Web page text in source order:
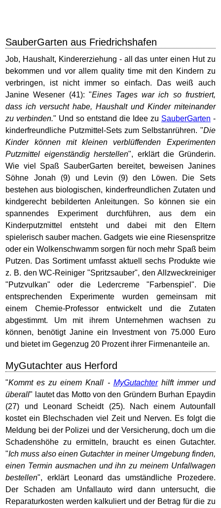
SauberGarten aus Friedrichshafen
Job, Haushalt, Kindererziehung - all das unter einen Hut zu
bekommen und vor allem quality time mit den Kindern zu
verbringen, ist nicht immer so einfach. Das weiß auch
Janine Wesener (41): "Eines Tages war ich so frustriert,
dass ich versucht habe, Haushalt und Kinder miteinander
zu verbinden." Und so entstand die Idee zu SauberGarten -
kinderfreundliche Putzmittel-Sets zum Selbstanrühren. "Die
Kinder können mit kleinen verblüffenden Experimenten
Putzmittel eigenständig herstellen", erklärt die Gründerin.
Wie viel Spaß SauberGarten bereitet, beweisen Janines
Söhne Jonah (9) und Levin (9) den Löwen. Die Sets
bestehen aus biologischen, kinderfreundlichen Zutaten und
kindgerecht bebilderten Anleitungen. So können sie ein
spannendes Experiment durchführen, aus dem ein
Kinderputzmittel entsteht und dabei mit den Eltern
spielerisch sauber machen. Gadgets wie eine Riesenspritze
oder ein Wolkenschwamm sorgen für noch mehr Spaß beim
Putzen. Das Sortiment umfasst aktuell sechs Produkte wie
z. B. den WC-Reiniger "Spritzsauber", den Allzweckreiniger
"Putzvulkan" oder die Ledercreme "Farbenspiel". Die
entsprechenden Experimente wurden gemeinsam mit
einem Chemie-Professor entwickelt und die Zutaten
abgestimmt. Um mit ihrem Unternehmen wachsen zu
können, benötigt Janine ein Investment von 75.000 Euro
und bietet im Gegenzug 20 Prozent ihrer Firmenanteile an.
MyGutachter aus Herford
"Kommt es zu einem Knall - MyGutachterhilft immer und
überall" lautet das Motto von den Gründern Burhan Epaydin
(27) und Leonard Scheidt (25). Nach einem Autounfall
kostet ein Blechschaden viel Zeit und Nerven. Es folgt die
Meldung bei der Polizei und der Versicherung, doch um die
Schadenshöhe zu ermitteln, braucht es einen Gutachter.
"Ich muss also einen Gutachter in meiner Umgebung finden,
einen Termin ausmachen und ihn zu meinem Unfallwagen
bestellen", erklärt Leonard das umständliche Prozedere.
Der Schaden am Unfallauto wird dann untersucht, die
Reparaturkosten werden kalkuliert und der Betrag für die zu